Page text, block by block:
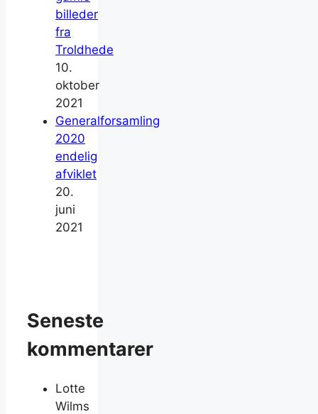
billeder
fra
Troldhede
10.
oktober
2021
Generalforsamling
2020
endelig
afviklet
20.
juni
2021
Seneste
kommentarer
Lotte
Wilms